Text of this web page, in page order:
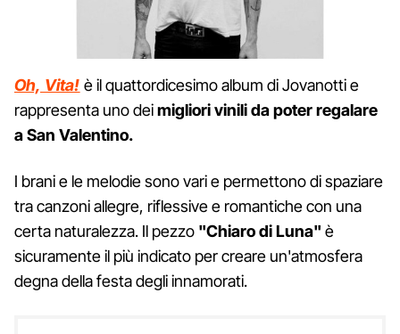
Oh, Vita! è il quattordicesimo album di Jovanotti e
rappresenta uno deimigliori vinili da poter regalare
a San Valentino.
I brani e le melodie sono vari e permettono di spaziare
tra canzoni allegre, riflessive e romantiche con una
certa naturalezza. Il pezzo "Chiaro di Luna" è
sicuramente il più indicato per creare un'atmosfera
degna della festa degli innamorati.